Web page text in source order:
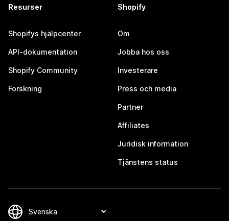
Resurser
Shopifys hjälpcenter
API-dokumentation
Shopify Community
Forskning
Shopify
Om
Jobba hos oss
Investerare
Press och media
Partner
Affiliates
Juridisk information
Tjänstens status